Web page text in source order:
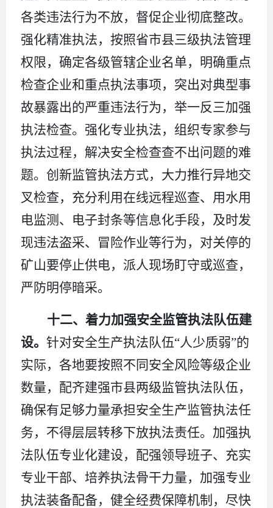
各类违法行为不放，督促企业彻底整改。
强化精准执法，按照省市县三级执法管理
权限，确定各级管辖企业名单，明确重点
检查企业和重点执法事项，突出对典型事
故暴露出的严重违法行为，举一反三加强
执法检查。强化专业执法，组织专家参与
执法过程，解决安全检查查不出问题的难
题。创新监管执法方式，大力推行异地交
叉检查，充分利用在线远程巡查、用水用
电监测、电子封条等信息化手段，及时发
现违法盗采、冒险作业等行为，对关停的
矿山要停止供电，派人现场盯守或巡查，
严防明停暗采。
十二、着力加强安全监管执法队伍建
设。 针对安全生产执法队伍“人少质弱”的
实际，各地要按照不同安全风险等级企业
数量，配齐建强市县两级监管执法队伍，
确保有足够力量承担安全生产监管执法任
务，不得层层转移下放执法责任。加强执
法队伍专业化建设，配强领导班子、充实
专业干部、培养执法骨干力量，加强专业
执法装备配备，健全经费保障机制，尽快